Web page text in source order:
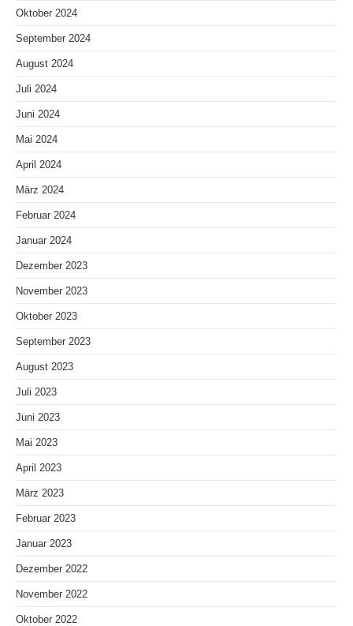
Oktober 2024
September 2024
August 2024
Juli 2024
Juni 2024
Mai 2024
April 2024
März 2024
Februar 2024
Januar 2024
Dezember 2023
November 2023
Oktober 2023
September 2023
August 2023
Juli 2023
Juni 2023
Mai 2023
April 2023
März 2023
Februar 2023
Januar 2023
Dezember 2022
November 2022
Oktober 2022